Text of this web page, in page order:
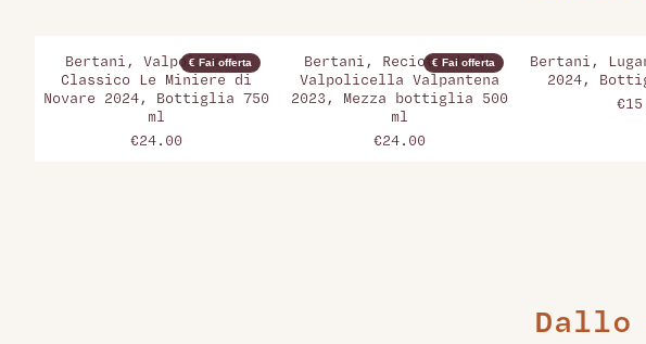
€ Fai offerta
Bertani, Valpolicella
Classico Le Miniere di
Novare 2024, Bottiglia 750
ml
€24.00
€ Fai offerta
Bertani, Recioto della
Valpolicella Valpantena
2023, Mezza bottiglia 500
ml
€24.00
Bertani,
2024,